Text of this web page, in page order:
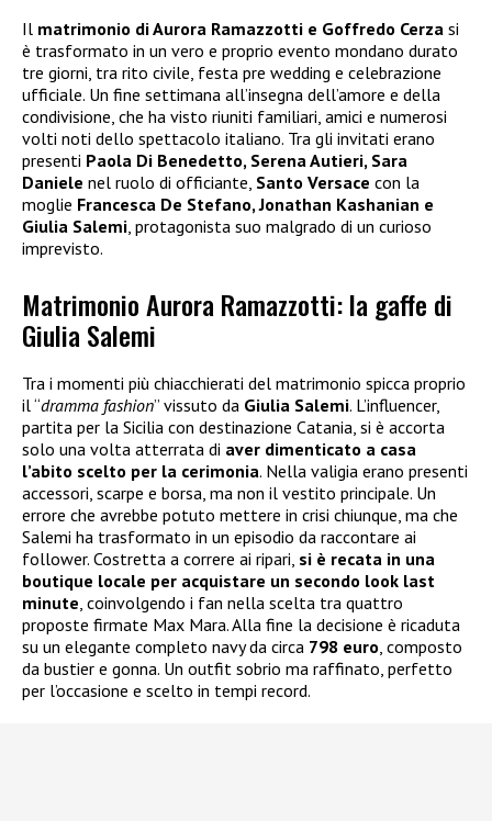
Il matrimonio di Aurora Ramazzotti e Goffredo Cerza si
è trasformato in un vero e proprio evento mondano durato
tre giorni, tra rito civile, festa pre wedding e celebrazione
ufficiale. Un fine settimana all’insegna dell’amore e della
condivisione, che ha visto riuniti familiari, amici e numerosi
volti noti dello spettacolo italiano. Tra gli invitati erano
presenti Paola Di Benedetto, Serena Autieri, Sara
Daniele nel ruolo di officiante, Santo Versace con la
moglie Francesca De Stefano, Jonathan Kashanian e
Giulia Salemi, protagonista suo malgrado di un curioso
imprevisto.
Matrimonio Aurora Ramazzotti: la gaffe di
Giulia Salemi
Tra i momenti più chiacchierati del matrimonio spicca proprio
il “dramma fashion” vissuto da Giulia Salemi. L’influencer,
partita per la Sicilia con destinazione Catania, si è accorta
solo una volta atterrata di aver dimenticato a casa
l’abito scelto per la cerimonia. Nella valigia erano presenti
accessori, scarpe e borsa, ma non il vestito principale. Un
errore che avrebbe potuto mettere in crisi chiunque, ma che
Salemi ha trasformato in un episodio da raccontare ai
follower. Costretta a correre ai ripari, si è recata in una
boutique locale per acquistare un secondo look last
minute , coinvolgendo i fan nella scelta tra quattro
proposte firmate Max Mara. Alla fine la decisione è ricaduta
su un elegante completo navy da circa 798 euro , composto
da bustier e gonna. Un outfit sobrio ma raffinato, perfetto
per l’occasione e scelto in tempi record.